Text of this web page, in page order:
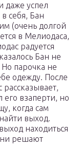
даже успел
себя, Бан
(очень долгой
в Мелиодаса,
радуется
Бан не
парочка не
одежду. После
его взаперти, но
когда сам
выход.
находиться
решают